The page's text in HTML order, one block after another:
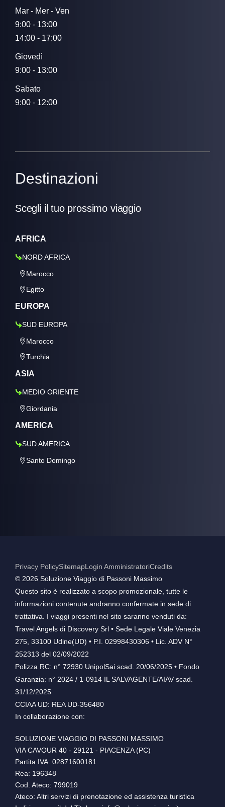
Mar - Mer - Ven
9:00 - 13:00
14:00 - 17:00
Giovedì
9:00 - 13:00
Sabato
9:00 - 12:00
Destinazioni
Scegli il tuo prossimo viaggio
AFRICA
NORD AFRICA
Marocco
Egitto
EUROPA
SUD EUROPA
Marocco
Turchia
ASIA
MEDIO ORIENTE
Giordania
AMERICA
SUD AMERICA
Santo Domingo
Privacy PolicySitemapLogin AmministratoriCredits
©️ 2026 Soluzione Viaggio di Passoni Massimo
Questo sito è realizzato a scopo promozionale, tutte le
informazioni contenute andranno confermate in sede di
trattativa. I viaggi presenti nel sito saranno venduti da:
Travel Angels di Discovery Srl • Sede Legale Viale Venezia
275, 33100 Udine(UD) • P.I. 02998430306 • Lic. ADV N°
252313 del 02/09/2022
Polizza RC: n° 72930 UnipolSai scad. 20/06/2025 • Fondo
Garanzia: n° 2024 / 1-0914 IL SALVAGENTE/AIAV scad.
31/12/2025
CCIAA UD: REA UD-356480
In collaborazione con:
SOLUZIONE VIAGGIO DI PASSONI MASSIMO
VIA CAVOUR 40 - 29121 - PIACENZA (PC)
Partita IVA: 02871600181
Rea: 196348
Cod. Ateco: 799019
Ateco: Altri servizi di prenotazione ed assistenza turistica